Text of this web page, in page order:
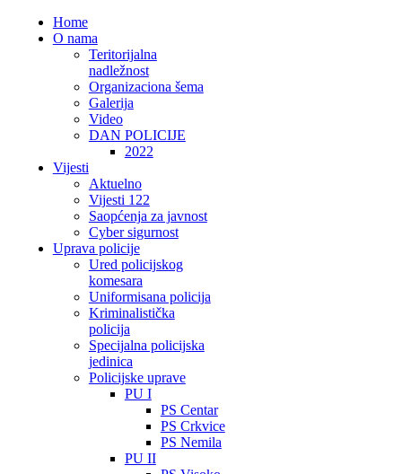
Home
O nama
Teritorijalna
nadležnost
Organizaciona šema
Galerija
Video
DAN POLICIJE
2022
Vijesti
Aktuelno
Vijesti 122
Saopćenja za javnost
Cyber sigurnost
Uprava policije
Ured policijskog
komesara
Uniformisana policija
Kriminalistička
policija
Specijalna policijska
jedinica
Policijske uprave
PU I
PS Centar
PS Crkvice
PS Nemila
PU II